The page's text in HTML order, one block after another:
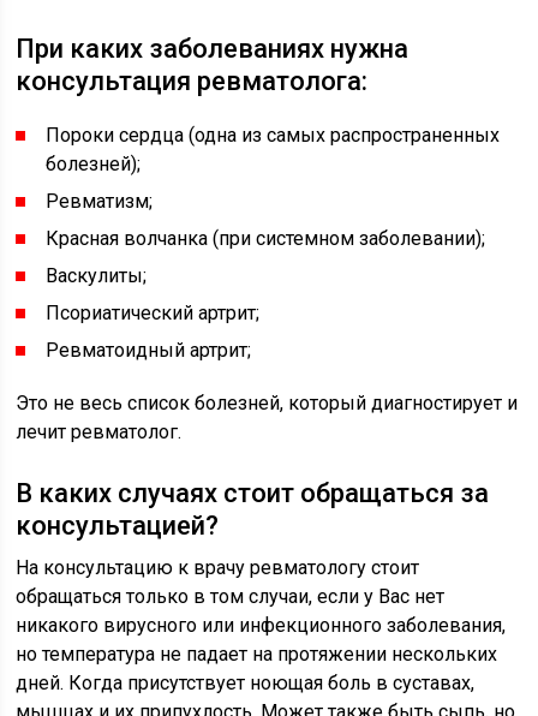
При каких заболеваниях нужна
консультация ревматолога:
Пороки сердца (одна из самых распространенных
болезней);
Ревматизм;
Красная волчанка (при системном заболевании);
Васкулиты;
Псориатический артрит;
Ревматоидный артрит;
Это не весь список болезней, который диагностирует и
лечит ревматолог.
В каких случаях стоит обращаться за
консультацией?
На консультацию к врачу ревматологу стоит
обращаться только в том случаи, если у Вас нет
никакого вирусного или инфекционного заболевания,
но температура не падает на протяжении нескольких
дней. Когда присутствует ноющая боль в суставах,